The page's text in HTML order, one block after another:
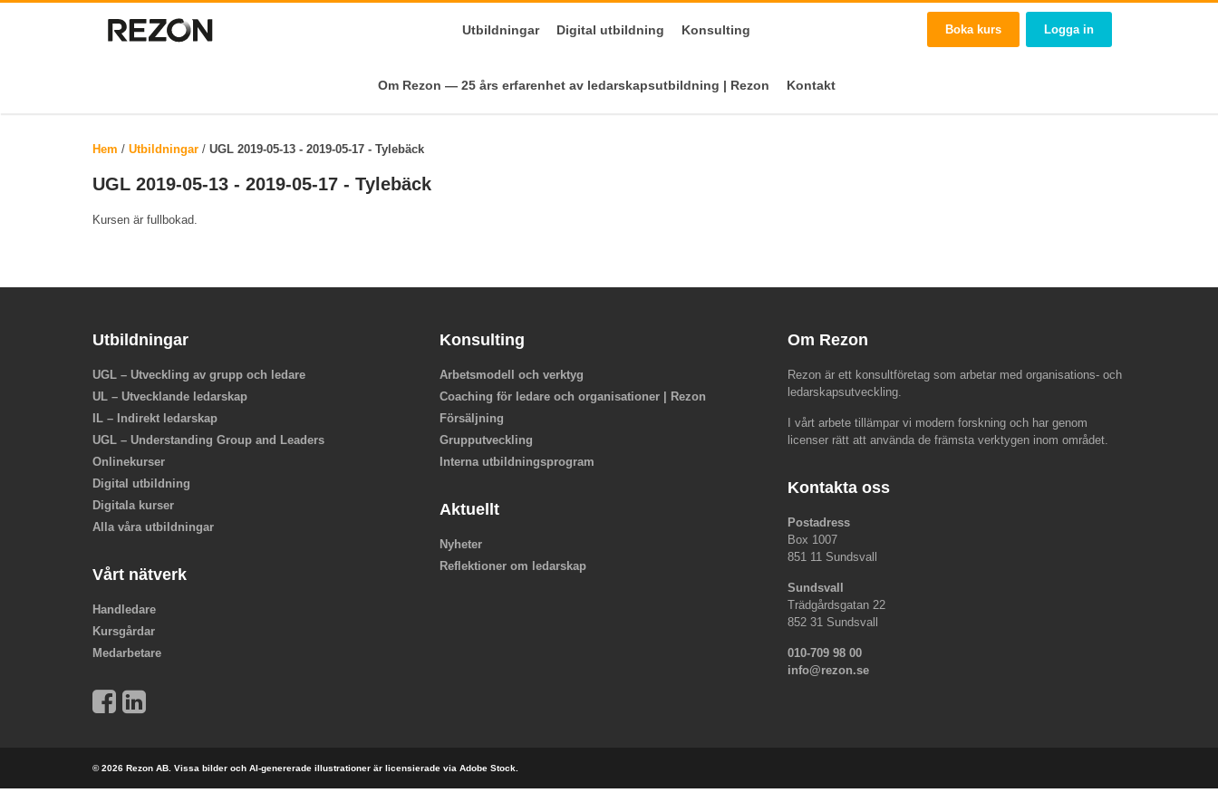
Utbildningar Digital utbildning Konsulting
Om Rezon — 25 års erfarenhet av ledarskapsutbildning | Rezon Kontakt
Boka kurs Logga in
Hem / Utbildningar / UGL 2019-05-13 - 2019-05-17 - Tylebäck
UGL 2019-05-13 - 2019-05-17 - Tylebäck
Kursen är fullbokad.
Utbildningar
UGL – Utveckling av grupp och ledare
UL – Utvecklande ledarskap
IL – Indirekt ledarskap
UGL – Understanding Group and Leaders
Onlinekurser
Digital utbildning
Digitala kurser
Alla våra utbildningar
Vårt nätverk
Handledare
Kursgårdar
Medarbetare
Konsulting
Arbetsmodell och verktyg
Coaching för ledare och organisationer | Rezon
Försäljning
Grupputveckling
Interna utbildningsprogram
Aktuellt
Nyheter
Reflektioner om ledarskap
Om Rezon
Rezon är ett konsultföretag som arbetar med organisations- och
ledarskapsutveckling.
I vårt arbete tillämpar vi modern forskning och har genom
licenser rätt att använda de främsta verktygen inom området.
Kontakta oss
Postadress
Box 1007
851 11 Sundsvall
Sundsvall
Trädgårdsgatan 22
852 31 Sundsvall
010-709 98 00
info@rezon.se
© 2026 Rezon AB. Vissa bilder och AI-genererade illustrationer är licensierade via Adobe Stock.